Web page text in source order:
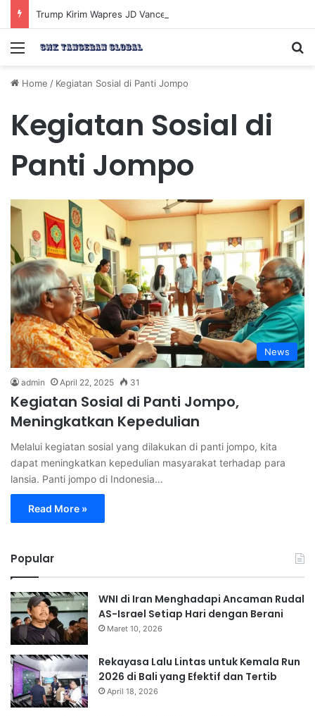
Menu
Home / Kegiatan Sosial di Panti Jompo
Kegiatan Sosial di
Panti Jompo
News
admin April 22, 2025 31
Kegiatan Sosial di Panti Jompo,
Meningkatkan Kepedulian
Melalui kegiatan sosial yang dilakukan di panti jompo, kita
dapat meningkatkan kepedulian masyarakat terhadap para
lansia. Panti jompo di Indonesia…
Read More »
Popular
WNI di Iran Menghadapi Ancaman Rudal
AS-Israel Setiap Hari dengan Berani
Maret 10, 2026
Rekayasa Lalu Lintas untuk Kemala Run
2026 di Bali yang Efektif dan Tertib
April 18, 2026